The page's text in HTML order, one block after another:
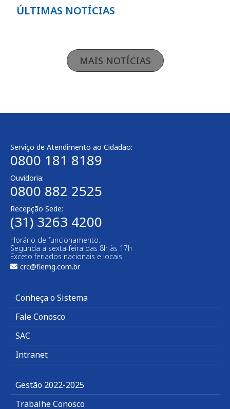
ÚLTIMAS NOTÍCIAS
MAIS NOTÍCIAS
Serviço de Atendimento ao Cidadão:
0800 181 8189
Ouvidoria:
0800 882 2525
Recepção Sede:
(31) 3263 4200
Horário de funcionamento:
Segunda a sexta-feira das 8h às 17h
Exceto feriados nacionais e locais.
crc@fiemg.com.br
Conheça o Sistema
Fale Conosco
SAC
Intranet
Gestão 2022-2025
Trabalhe Conosco